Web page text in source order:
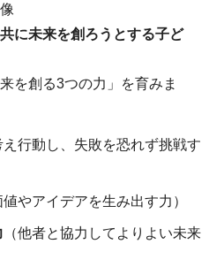
に未来を創ろうとする子ど
を創る3つの力」を育みま
え行動し、失敗を恐れず挑戦す
値やアイデアを生み出す力）
（他者と協力してよりよい未来